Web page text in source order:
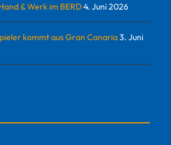
& Werk im BERD4. Juni 2026
kommt aus Gran Canaria3. Juni